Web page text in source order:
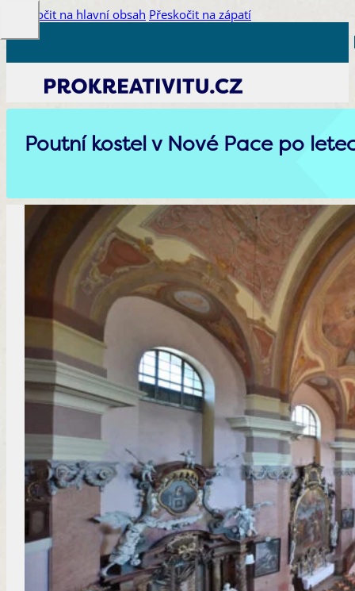
Přeskočit na hlavní obsah Přeskočit na zápatí
Poutní kostel v Nové Pace po